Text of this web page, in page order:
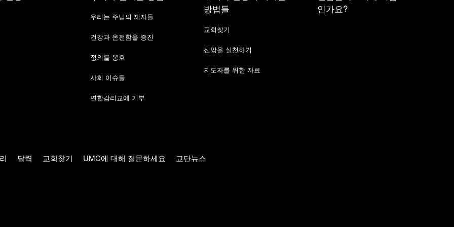
우리는 주님의 제자들
건강과 온전함을 증진
정의를 옹호
사회 이슈들
연합감리교에 기부
방법들
교회찾기
신앙을 실천하기
지도자를 위한 자료
인가요?
달력 교회찾기 UMC에 대해 질문하세요 교단뉴스